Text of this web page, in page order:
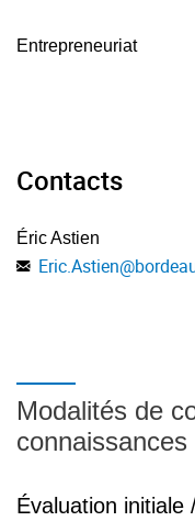
Entrepreneuriat
Contacts
Éric Astien
Eric.Astien@
Modalités de
connaissances
Évaluation initiale